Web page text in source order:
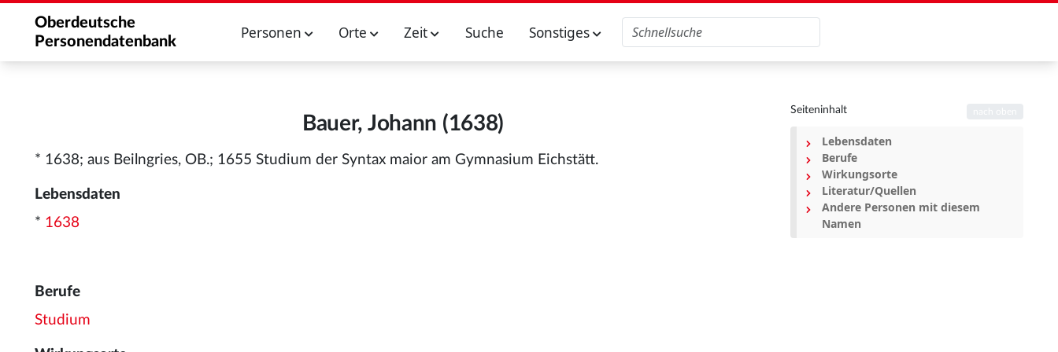
Oberdeutsche
Personendatenbank
Personen Orte Zeit Suche Sonstiges
Bauer, Johann (1638)
* 1638; aus Beilngries, OB.; 1655 Studium der Syntax maior am Gymnasium Eichstätt.
Lebensdaten
* 1638
Berufe
Studium
Seiteninhalt
Lebensdaten
Berufe
Wirkungsorte
Literatur/Quellen
Andere Personen mit diesem
Namen